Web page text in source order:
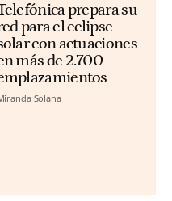
prepara su
para el eclipse
con actuaciones
más de 2.700
Solana